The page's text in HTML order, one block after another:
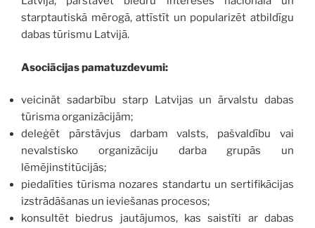
starptautiskā mērogā, attīstīt un popularizēt atbildīgu
dabas tūrismu Latvijā.
Asociācijas pamatuzdevumi:
veicināt sadarbību starp Latvijas un ārvalstu dabas
tūrisma organizācijām;
deleģēt pārstāvjus darbam valsts, pašvaldību vai
nevalstisko organizāciju darba grupās un
lēmējinstitūcijās;
piedalīties tūrisma nozares standartu un sertifikācijas
izstrādāšanas un ieviešanas procesos;
konsultēt biedrus jautājumos, kas saistīti ar dabas